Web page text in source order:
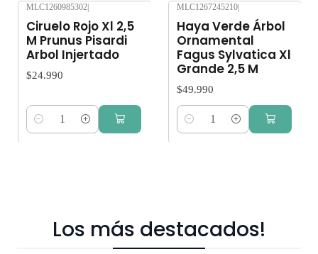
MLC1260985302|
Ciruelo Rojo Xl 2,5
M Prunus Pisardi
Arbol Injertado
$24.990
Cantidad
MLC1267245210|
Haya Verde Árbol
Ornamental
Fagus Sylvatica Xl
Grande 2,5 M
$49.990
Cantidad
Los más destacados!